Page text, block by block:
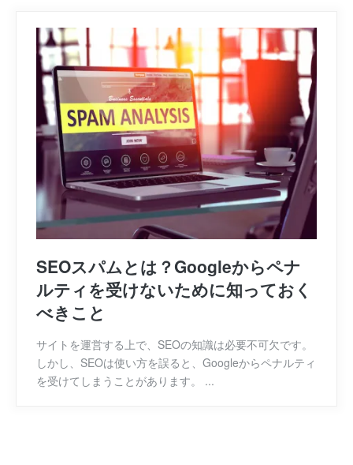
SEOスパムとは？Googleからペナ
ルティを受けないために知っておく
べきこと
サイトを運営する上で、SEOの知識は必要不可欠です。
しかし、SEOは使い方を誤ると、Googleからペナルティ
を受けてしまうことがあります。 ...